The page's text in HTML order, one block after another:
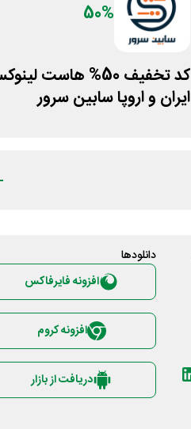
50%
کد تخفیف 50% هاست
ایران و اروپا سابین سرور
دانلود‌ها
افزونه فایرفاکس
افزونه کروم
دریافت از بازار